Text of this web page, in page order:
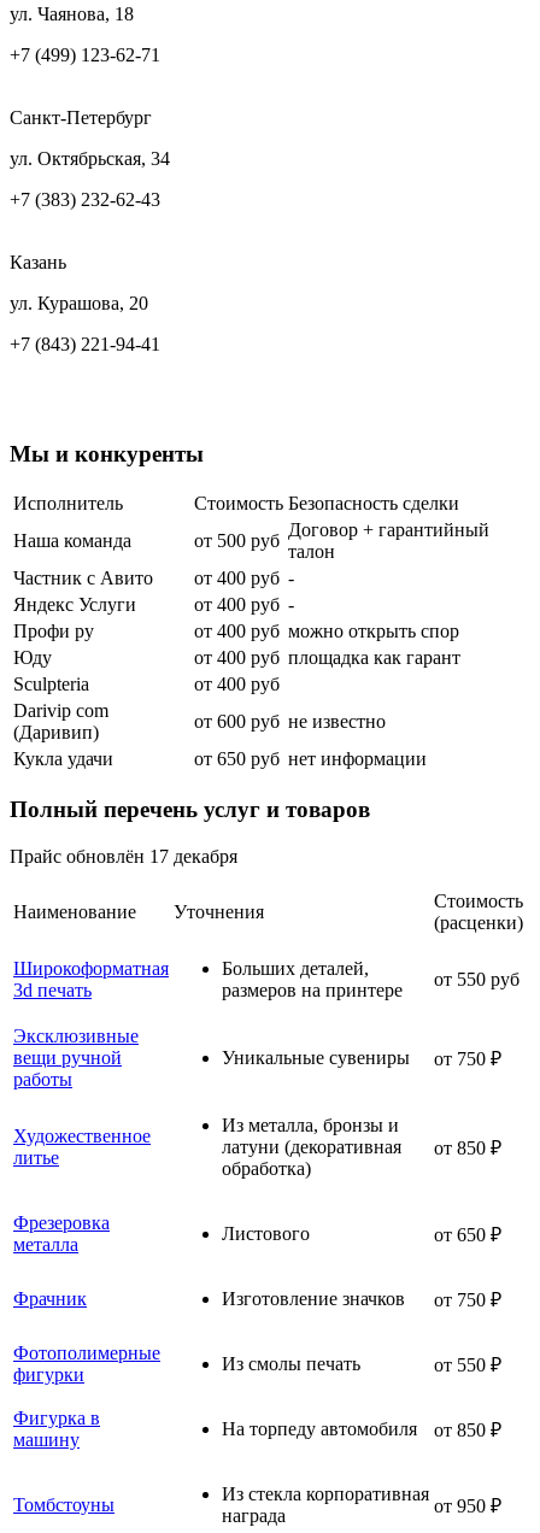
ул. Чаянова, 18
+7 (499) 123-62-71
Санкт-Петербург
ул. Октябрьская, 34
+7 (383) 232-62-43
Казань
ул. Курашова, 20
+7 (843) 221-94-41
Мы и конкуренты
Исполнитель Стоимость Безопасность сделки
Наша команда
от 500 руб
Договор + гарантийный
талон
Частник с Авито
от 400 руб -
Яндекс Услуги
от 400 руб -
Профи ру
от 400 руб можно открыть спор
Юду
от 400 руб площадка как гарант
Sculpteria
от 400 руб
Darivip com
(Даривип)
от 600 руб не известно
Кукла удачи
от 650 руб нет информации
Полный перечень услуг и товаров
Прайс обновлён 17 декабря
Наименование Уточнения
Стоимость
(расценки)
Широкоформатная
3d печать
Больших деталей,
размеров на принтере
от 550 руб
Эксклюзивные
вещи ручной
работы
Уникальные сувениры от 750 ₽
Художественное
литье
Из металла, бронзы и
латуни (декоративная
обработка)
от 850 ₽
Фрезеровка
металла
Листового от 650 ₽
Фрачник Изготовление значков от 750 ₽
Фотополимерные
фигурки
Из смолы печать от 550 ₽
Фигурка в
машину
На торпеду автомобиля от 850 ₽
Томбстоуны
Из стекла корпоративная
награда
от 950 ₽